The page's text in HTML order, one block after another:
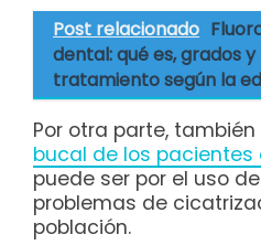
Post relacionado
dental: qué es, grados y
tratamiento según la
Por otra parte,
bucal de los
puede ser por el uso
problemas de
población.